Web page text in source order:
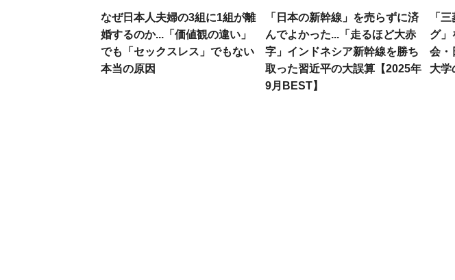
なぜ日本人夫婦の3組に1組が離
婚するのか...「価値観の違い」
でも「セックスレス」でもない
本当の原因
「日本の新幹線」を売らずに済
んでよかった...「走るほど大赤
字」インドネシア新幹線を勝ち
取った習近平の大誤算【2025年
9月BEST】
「
グ」
会・
大学